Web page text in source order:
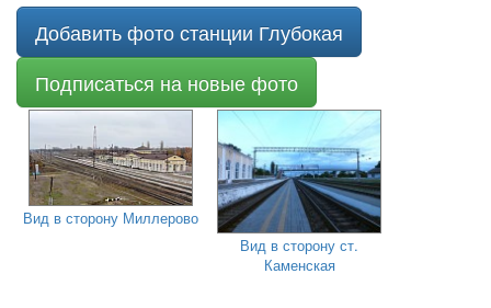
Добавить фото станции Глубокая
Подписаться на новые фото
Вид в сторону Миллерово
Вид в сторону ст.
Каменская